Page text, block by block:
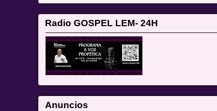
Radio GOSPEL LEM- 24H
Anuncios